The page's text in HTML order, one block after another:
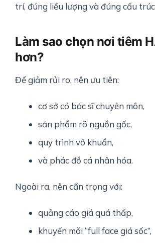
trí, đúng liều lượng và đúng cấu
Làm sao chọn nơi tiêm
hơn?
Để giảm rủi ro, nên ưu tiên:
cơ sở có bác sĩ chuyên môn,
sản phẩm rõ nguồn gốc,
quy trình vô khuẩn,
và phác đồ cá nhân hóa.
Ngoài ra, nên cẩn trọng với:
quảng cáo giá quá thấp,
khuyến mãi “full face giá sốc”,